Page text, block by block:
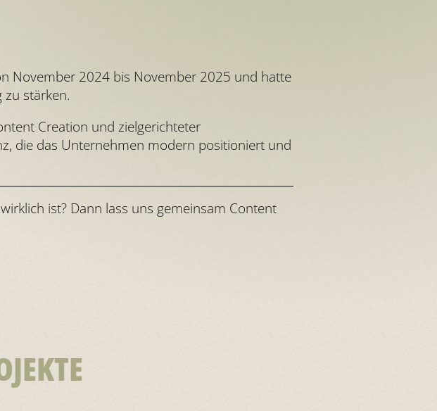
November 2024 bis November 2025 und hatte
zu stärken.
Creation und zielgerichteter
die das Unternehmen modern positioniert und
ist? Dann lass uns gemeinsam Content